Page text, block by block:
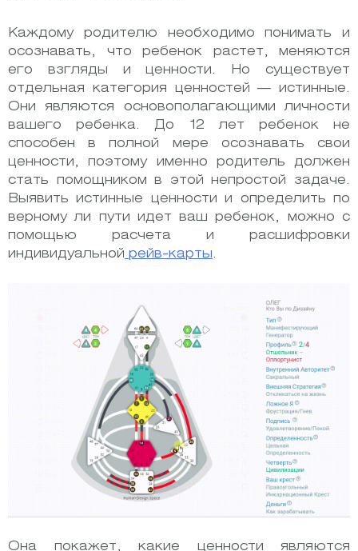
Каждому родителю необходимо понимать и
осознавать, что ребенок растет, меняются
его взгляды и ценности. Но существует
отдельная категория ценностей — истинные.
Они являются основополагающими личности
вашего ребенка. До 12 лет ребенок не
способен в полной мере осознавать свои
ценности, поэтому именно родитель должен
стать помощником в этой непростой задаче.
Выявить истинные ценности и определить по
верному ли пути идет ваш ребенок, можно с
помощью расчета и расшифровки
индивидуальной рейв-карты.
Она покажет, какие ценности являются